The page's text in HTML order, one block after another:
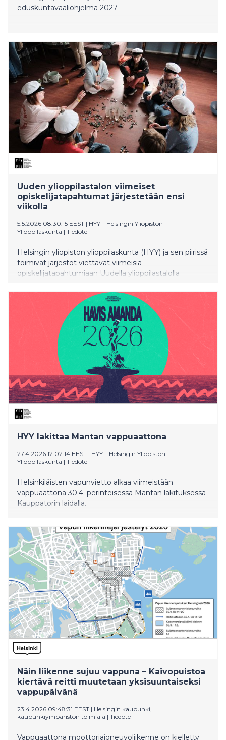
eduskuntavaaliohjelma 2027
Uuden ylioppilastalon viimeiset
opiskelijatapahtumat järjestetään ensi
viikolla
5.5.2026 08:30:15 EEST | HYY – Helsingin Yliopiston
Ylioppilaskunta | Tiedote
Helsingin yliopiston ylioppilaskunta (HYY) ja sen piirissä
toimivat järjestöt viettävät viimeisiä
opiskelijatapahtumiaan Uudella ylioppilastalolla
järjestetään Floran päivänä 13.5.2026. Floran juhlinta
alkaa keskipäivällä ja jatkuu keskiyöhön. Tapahtuma
alkaa kello 12 seremoniallisella osuudella Uuden
ylioppilastalon edessä.
HYY lakittaa Mantan vappuaattona
27.4.2026 12:02:14 EEST | HYY – Helsingin Yliopiston
Ylioppilaskunta | Tiedote
Helsinkiläisten vapunvietto alkaa viimeistään
vappuaattona 30.4. perinteisessä Mantan lakituksessa
Kauppatorin laidalla.
Näin liikenne sujuu vappuna – Kaivopuistoa
kiertävä reitti muutetaan yksisuuntaiseksi
vappupäivänä
23.4.2026 09:48:31 EEST | Helsingin kaupunki,
kaupunkiympäristön toimiala | Tiedote
Vappuaattona moottoriajoneuvoliikenne on kielletty